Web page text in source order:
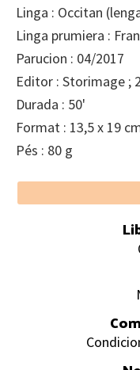
Linga : Occitan
Linga prumiera :
Parucion : 04/2017
Editor : Storimage ;
Durada : 50'
Format : 13,5 x 19
Pés : 80 g
Footer